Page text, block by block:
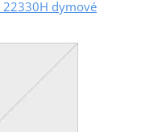
22330H dymové